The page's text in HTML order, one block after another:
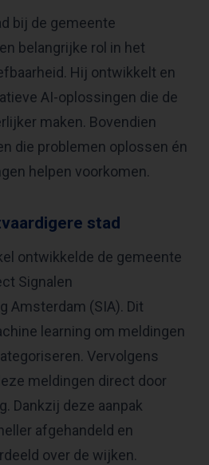
bij de gemeente
belangrijke rol in het
Hij ontwikkelt en
AI-oplossingen die de
maken. Bovendien
die problemen oplossen én
helpen voorkomen.
stad
ontwikkelde de gemeente
Signalen
Amsterdam (SIA). Dit
learning om meldingen
Vervolgens
meldingen direct door
Dankzij deze aanpak
afgehandeld en
over de wijken.